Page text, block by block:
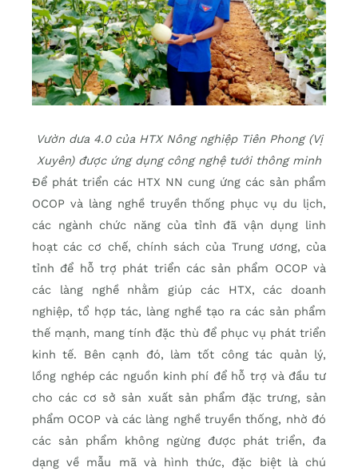
Vườn dưa 4.0 của HTX Nông nghiệp Tiên Phong (Vị
Xuyên) được ứng dụng công nghệ tưới thông minh
Để phát triển các HTX NN cung ứng các sản phẩm
OCOP và làng nghề truyền thống phục vụ du lịch,
các ngành chức năng của tỉnh đã vận dụng linh
hoạt các cơ chế, chính sách của Trung ương, của
tỉnh để hỗ trợ phát triển các sản phẩm OCOP và
các làng nghề nhằm giúp các HTX, các doanh
nghiệp, tổ hợp tác, làng nghề tạo ra các sản phẩm
thế mạnh, mang tính đặc thù để phục vụ phát triển
kinh tế. Bên cạnh đó, làm tốt công tác quản lý,
lồng nghép các nguồn kinh phí để hỗ trợ và đầu tư
cho các cơ sở sản xuất sản phẩm đặc trưng, sản
phẩm OCOP và các làng nghề truyền thống, nhờ đó
các sản phẩm không ngừng được phát triển, đa
dạng về mẫu mã và hình thức, đặc biệt là chú